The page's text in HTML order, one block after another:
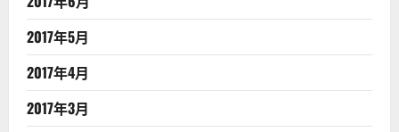
2017年5月
2017年4月
2017年3月